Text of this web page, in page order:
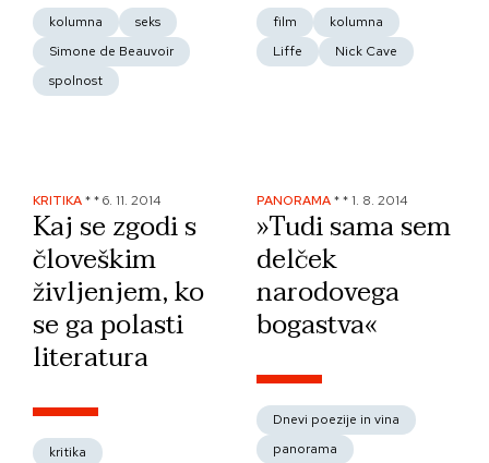
kolumna
seks
Simone de Beauvoir
spolnost
film
kolumna
Liffe
Nick Cave
KRITIKA**6. 11. 2014
Kaj se zgodi s
človeškim
življenjem, ko
se ga polasti
literatura
kritika
PANORAMA** 1. 8. 2014
»Tudi sama sem
delček
narodovega
bogastva«
Dnevi poezije in vina
panorama